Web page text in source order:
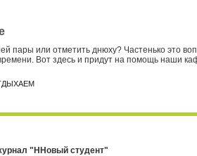
пары или отметить днюху? Частенько это
Вот здесь и придут на помощь наши
"ННовый студент"